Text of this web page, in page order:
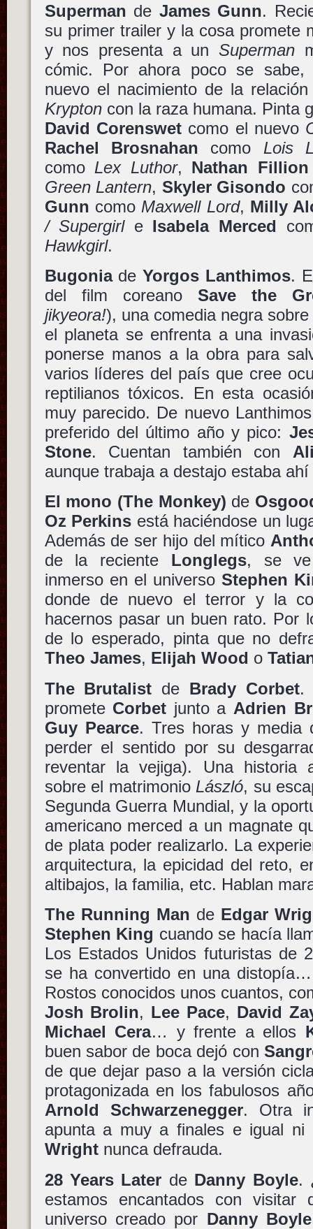
Superman de James Gunn.
su primer trailer y la cosa promete
y nos presenta a unSuperman
cómic. Por ahora poco se
nuevo el nacimiento de la
Kryptoncon la raza humana. Pinta
David Corenswetcomo el nuevo
Rachel Brosnahan como Lois
como Lex Luthor, Nathan Fillion
Green Lantern, Skyler Gisondo
Gunn como Maxwell Lord, Milly
/ Supergirle Isabela Merced
Hawkgirl.
BugoniadeYorgos Lanthimos.
del film coreano Save the
jikyeora!), una comedia negra
el planeta se enfrenta a una
ponerse manos a la obra para
varios líderes del país que cree
reptilianos tóxicos. En esta
muy parecido. De nuevo
preferido del último año y pico:
Stone. Cuentan también con
aunque trabaja a destajo estaba
El mono (The Monkey) de
Oz Perkins está haciéndose un
Además de ser hijo del mítico
de la reciente Longlegs, se ve
inmerso en el universoStephen
donde de nuevo el terror y la
hacernos pasar un buen rato. Por
de lo esperado, pinta que no
Theo James, Elijah Wood o
The Brutalist de Brady Corbet.
promete Corbet junto a Adrien
Guy Pearce. Tres horas y media
perder el sentido por su
reventar la vejiga). Una historia
sobre el matrimonio László, su
Segunda Guerra Mundial, y la
americano merced a un magnate
de plata poder realizarlo. La
arquitectura, la epicidad del reto,
altibajos, la familia, etc. Hablan
The Running Man de Edgar
Stephen King cuando se hacía
Los Estados Unidos futuristas de
se ha convertido en una
Rostos conocidos unos cuantos,
Josh Brolin, Lee Pace, David
Michael Cera… y frente a ellos
buen sabor de boca dejó con
de que dejar paso a la versión
protagonizada en los fabulosos
Arnold Schwarzenegger. Otra
apunta a muy a finales e igual ni
Wrightnunca defrauda.
28 Years Later de Danny Boyle.
estamos encantados con visitar
universo creado por Danny Boyle